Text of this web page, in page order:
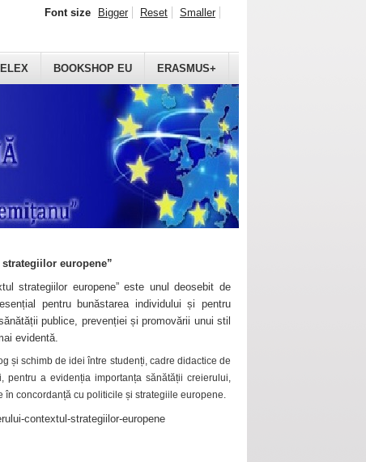
BOOKSHOP EU ERASMUS+
Font size Bigger Reset Smaller
europene”
strategiilor europene” este unul deosebit de
pentru bunăstarea individului și pentru
publice, prevenției și promovării unui stil
evidentă.
și schimb de idei între studenți, cadre didactice de
pentru a evidenția importanța sănătății creierului,
concordanță cu politicile și strategiile europene.
contextul-strategiilor-europene